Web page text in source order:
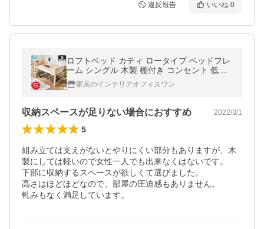
違反報告 いいね 0
ロフトベッド カティ ロータイプ ベッドフレ
ーム シングル 木製 棚付き コンセント 低ホ
ルムアルデヒド すのこ床板 頑丈設計 耐荷重
350kg おしゃれ
家具のインテリアオフィスワン
収納スペースが足りない場合におすすめ 2022/3/1
5
組み立ては支えがないとやりにくい部分もありますが、木
製にしては軽いので女性一人でも出来なくはないです。
下部に収納するスペースが欲しくて選びました。
高さはほどほどなので、部屋の圧迫感もありません。
軋みもなく満足しています。